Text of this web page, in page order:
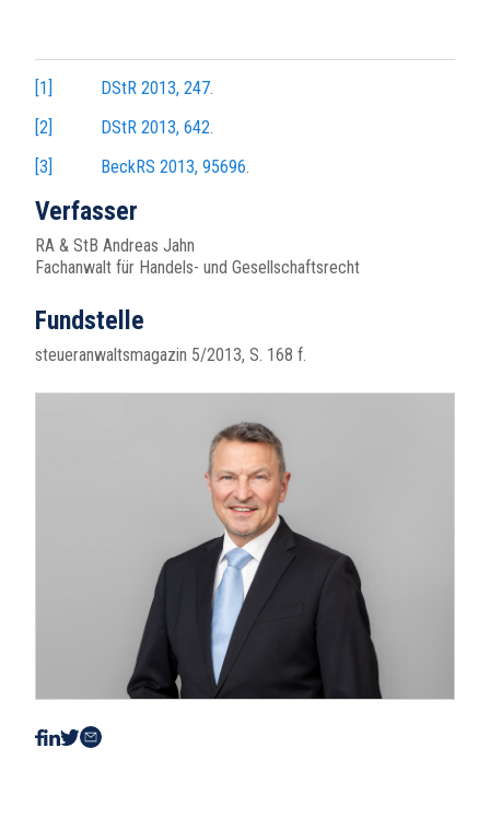
[1] DStR 2013, 247.
[2]
DStR 2013, 642.
[3]
BeckRS 2013, 95696.
Verfasser
RA & StB Andreas Jahn
Fachanwalt für Handels- und Gesellschaftsrecht
Fundstelle
steueranwaltsmagazin 5/2013, S. 168 f.